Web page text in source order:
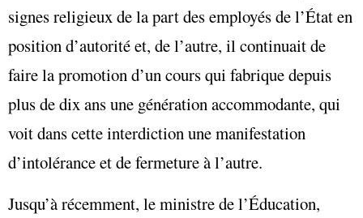
signes religieux de la part des employés de l’État en
position d’autorité et, de l’autre, il continuait de
faire la promotion d’un cours qui fabrique depuis
plus de dix ans une génération accommodante, qui
voit dans cette interdiction une manifestation
d’intolérance et de fermeture à l’autre.
Jusqu’à récemment, le ministre de l’Éducation,